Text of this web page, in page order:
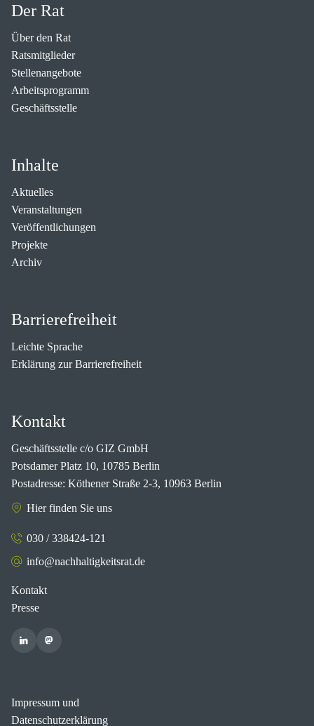
Der Rat
Über den Rat
Ratsmitglieder
Stellenangebote
Arbeitsprogramm
Geschäftsstelle
Inhalte
Aktuelles
Veranstaltungen
Veröffentlichungen
Projekte
Archiv
Barrierefreiheit
Leichte Sprache
Erklärung zur Barrierefreiheit
Kontakt
Geschäftsstelle c/o GIZ GmbH
Potsdamer Platz 10, 10785 Berlin
Postadresse: Köthener Straße 2-3, 10963 Berlin
Hier finden Sie uns
030 / 338424-121
info@nachhaltigkeitsrat.de
Kontakt
Presse
Impressum und
Datenschutzerklärung